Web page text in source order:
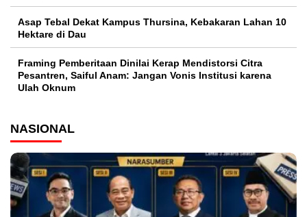
Asap Tebal Dekat Kampus Thursina, Kebakaran Lahan 10
Hektare di Dau
Framing Pemberitaan Dinilai Kerap Mendistorsi Citra
Pesantren, Saiful Anam: Jangan Vonis Institusi karena
Ulah Oknum
NASIONAL